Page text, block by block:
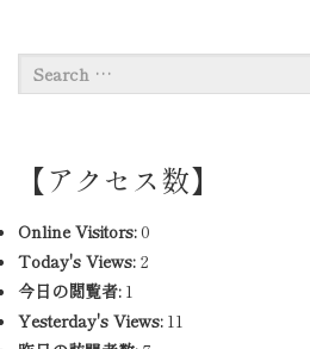
【アクセス数】
Online Visitors:0
Today's Views: 2
今日の閲覧者: 1
Yesterday's Views: 11